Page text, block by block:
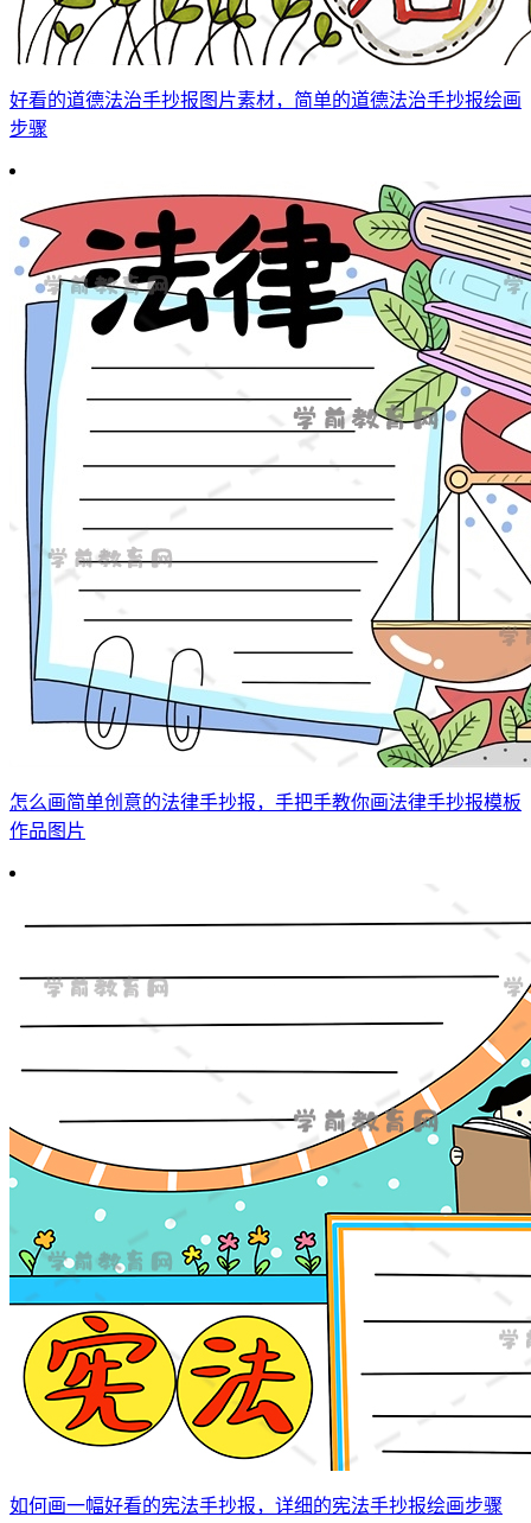
好看的道德法治手抄报图片素材，简单的道德法治手抄报绘画
步骤
怎么画简单创意的法律手抄报，手把手教你画法律手抄报模板
作品图片
如何画一幅好看的宪法手抄报，详细的宪法手抄报绘画步骤